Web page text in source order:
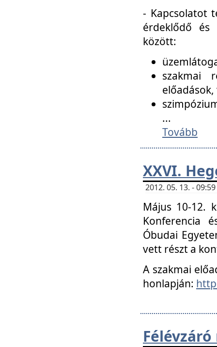
- Kapcsolatot
érdeklődő és
között:
szakmai
...
Tovább
XXVI.
2012. 05. 13. -
Május 10-12.
Konferencia
Óbudai
vett részt a
A szakmai
honlapján: